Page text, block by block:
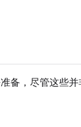
，尽管这些并